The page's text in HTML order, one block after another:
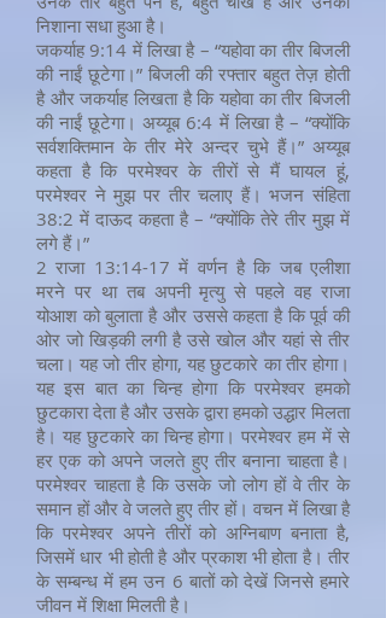
निशाना सधा हुआ है।
जकर्याह 9:14 में लिखा है – “यहोवा का तीर बिजली
की नाईं छूटेगा।” बिजली की रफ्तार बहुत तेज़ होती
है और जकर्याह लिखता है कि यहोवा का तीर बिजली
की नाईं छूटेगा। अय्यूब 6:4 में लिखा है – “क्योंकि
सर्वशक्तिमान के तीर मेरे अन्दर चुभे हैं।” अय्यूब
कहता है कि परमेश्वर के तीरों से मैं घायल हूं,
परमेश्वर ने मुझ पर तीर चलाए हैं। भजन संहिता
38:2 में दाऊद कहता है – “क्योंकि तेरे तीर मुझ में
लगे हैं।”
2 राजा 13:14-17 में वर्णन है कि जब एलीशा
मरने पर था तब अपनी मृत्यु से पहले वह राजा
योआश को बुलाता है और उससे कहता है कि पूर्व की
ओर जो खिड़की लगी है उसे खोल और यहां से तीर
चला। यह जो तीर होगा, यह छुटकारे का तीर होगा।
यह इस बात का चिन्ह होगा कि परमेश्वर हमको
छुटकारा देता है और उसके द्वारा हमको उद्धार मिलता
है। यह छुटकारे का चिन्ह होगा। परमेश्वर हम में से
हर एक को अपने जलते हुए तीर बनाना चाहता है।
परमेश्वर चाहता है कि उसके जो लोग हों वे तीर के
समान हों और वे जलते हुए तीर हों। वचन में लिखा है
कि परमेश्वर अपने तीरों को अग्निबाण बनाता है,
जिसमें धार भी होती है और प्रकाश भी होता है। तीर
के सम्बन्ध में हम उन 6 बातों को देखें जिनसे हमारे
जीवन में शिक्षा मिलती है।